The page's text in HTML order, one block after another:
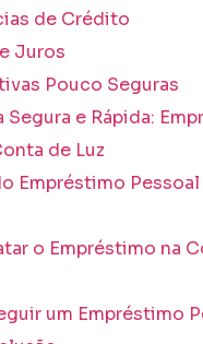
de Crédito
Juros
Pouco Seguras
e Rápida:
de Luz
Empréstimo
o Empréstimo na
um Empréstimo